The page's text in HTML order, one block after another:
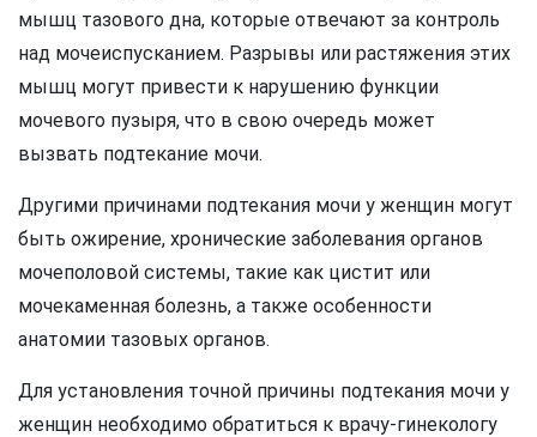
мышц тазового дна, которые отвечают за контроль
над мочеиспусканием. Разрывы или растяжения этих
мышц могут привести к нарушению функции
мочевого пузыря, что в свою очередь может
вызвать подтекание мочи.
Другими причинами подтекания мочи у женщин могут
быть ожирение, хронические заболевания органов
мочеполовой системы, такие как цистит или
мочекаменная болезнь, а также особенности
анатомии тазовых органов.
Для установления точной причины подтекания мочи у
женщин необходимо обратиться к врачу-гинекологу